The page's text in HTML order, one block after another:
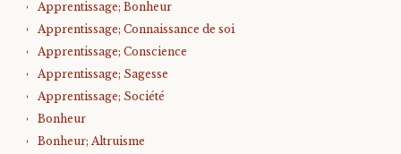
Apprentissage; Bonheur
Apprentissage; Connaissance de soi
Apprentissage; Conscience
Apprentissage; Sagesse
Apprentissage; Société
Bonheur
Bonheur; Altruisme